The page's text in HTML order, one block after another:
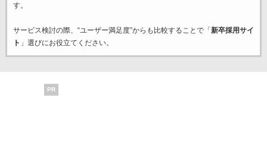
す。
サービス検討の際、“ユーザー満足度”からも比較することで「 新卒採用サイ
ト 」選びにお役立てください。
PR